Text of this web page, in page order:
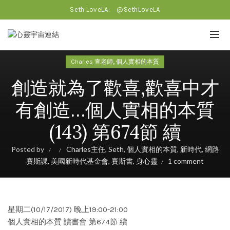
Seth LoveLA: @SethLoveLA
Charles 查老師, 個人實相的本質
創造就為了歡喜,歡喜中才
有創造…個人實相的本質
(143) 第674節 續
Posted by Charles主任, Seth, 個人實相的本質, 新時代, 網路
賽斯課, 美國新時代基金會, 賽斯書, 身心靈 1 comment
星期二(10/17/2017) 晚上19:00-21:00
個人實相的本質 讀書會 第674節 續